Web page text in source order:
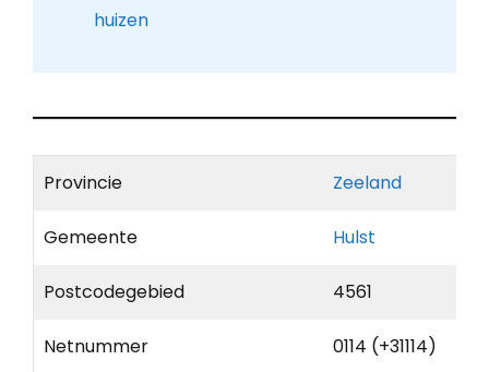
huizen
Provincie Zeeland
Gemeente Hulst
Postcodegebied 4561
Netnummer 0114 (+31114)